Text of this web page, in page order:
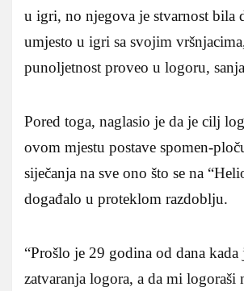
u igri, no njegova je stvarnost bila
umjesto u igri sa svojim
punoljetnost proveo u logoru,
Pored toga, naglasio je da je cilj
ovom mjestu postave spomen-
siječanja na sve ono što se na
događalo u proteklom razdoblju.
“Prošlo je 29 godina od dana kada
zatvaranja logora, a da mi logoraši